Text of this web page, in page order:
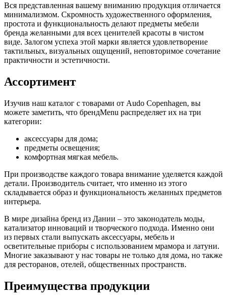
Вся представленная вашему вниманию продукция отличается
минимализмом. Скромность художественного оформления,
простота и функциональность делают предметы мебели
бренда желанными для всех ценителей красоты в чистом
виде. Залогом успеха этой марки является удовлетворение
тактильных, визуальных ощущений, неповторимое сочетание
практичности и эстетичности.
Ассортимент
Изучив наш каталог с товарами от Audo Copenhagen, вы
можете заметить, что брендMenu распределяет их на три
категории:
аксессуары для дома;
предметы освещения;
комфортная мягкая мебель.
При производстве каждого товара внимание уделяется каждой
детали. Производитель считает, что именно из этого
складывается образ и функциональность желанных предметов
интерьера.
В мире дизайна бренд из Дании – это законодатель моды,
катализатор инноваций и творческого подхода. Именно они
из первых стали выпускать аксессуары, мебель и
осветительные приборы с использованием мрамора и латуни.
Многие заказывают у нас товары не только для дома, но также
для ресторанов, отелей, общественных пространств.
Преимущества продукции